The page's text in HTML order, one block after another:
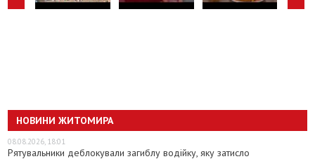
НОВИНИ ЖИТОМИРА
08.08.2026, 18:01
Рятувальники деблокували загиблу водійку, яку затисло